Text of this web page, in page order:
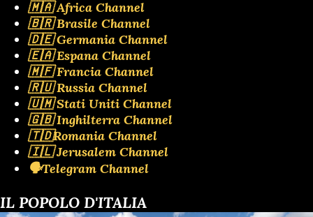
🇲🇦 Africa Channel
🇧🇷 Brasile Channel
🇩🇪 Germania Channel
🇪🇦 Espana Channel
🇲🇫 Francia Channel
🇷🇺 Russia Channel
🇺🇲 Stati Uniti Channel
🇬🇧 Inghilterra Channel
🇹🇩Romania Channel
🇮🇱 Jerusalem Channel
🗣️Telegram Channel
IL POPOLO D'ITALIA